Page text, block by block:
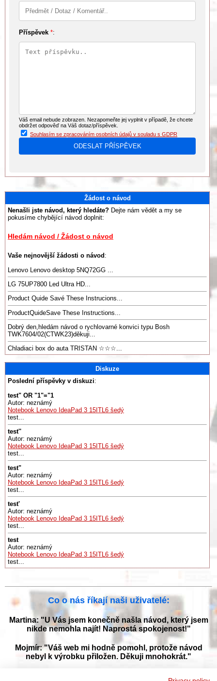
Příspěvek *:
Váš email nebude zobrazen. Nezapomeňte jej vyplnit v případě, že chcete
obdržet odpověď na Váš dotaz/příspěvek.
Souhlasím se zpracováním osobních údajů v souladu s GDPR
Žádost o návod
Nenašli jste návod, který hledáte? Dejte nám vědět a my se
pokusíme chybějící návod doplnit:
Hledám návod / Žádost o návod
Vaše nejnovější žádosti o návod :
Lenovo Lenovo desktop 5NQ72GG ...
LG 75UP7800 Led Ultra HD...
Product Quide Savé These Instrucions...
ProductQuideSave These Instructions...
Dobrý den,hledám návod o rychlovarné konvici typu Bosh
TWK7604/02(CTWK23)děkuji...
Chladiaci box do auta TRISTAN ☆☆☆...
Diskuze
Poslední příspěvky v diskuzi:
test" OR "1"="1
Autor: neznámý
Notebook Lenovo IdeaPad 3 15ITL6 šedý
test...
test''
Autor: neznámý
Notebook Lenovo IdeaPad 3 15ITL6 šedý
test...
test"
Autor: neznámý
Notebook Lenovo IdeaPad 3 15ITL6 šedý
test...
test'
Autor: neznámý
Notebook Lenovo IdeaPad 3 15ITL6 šedý
test...
test
Autor: neznámý
Notebook Lenovo IdeaPad 3 15ITL6 šedý
test...
Co o nás říkají naši uživatelé:
Martina: "U Vás jsem konečně našla návod, který jsem
nikde nemohla najít! Naprostá spokojenost!"
Mojmír: "Váš web mi hodně pomohl, protože návod
nebyl k výrobku přiložen. Děkuji mnohokrát."